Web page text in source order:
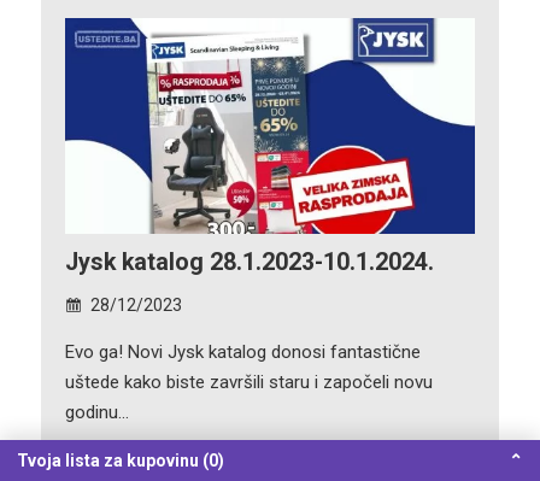
Jysk katalog 28.1.2023-10.1.2024.
28/12/2023
Evo ga! Novi Jysk katalog donosi fantastične
uštede kako biste završili staru i započeli novu
godinu…
Tvoja lista za kupovinu (0) ⌃